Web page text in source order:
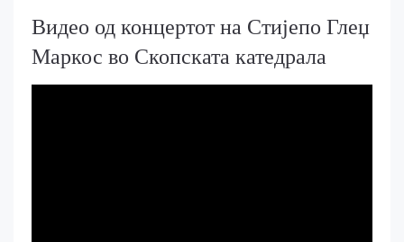
Видео од концертот на Стијепо Глеџ
Маркос во Скопската катедрала